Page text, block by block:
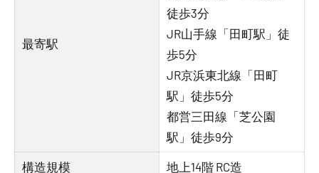
最寄駅
徒歩3分
JR山手線「田町駅」徒
歩5分
JR京浜東北線「田町
駅」徒歩5分
都営三田線「芝公園
駅」徒歩9分
構造規模 地上14階 RC造